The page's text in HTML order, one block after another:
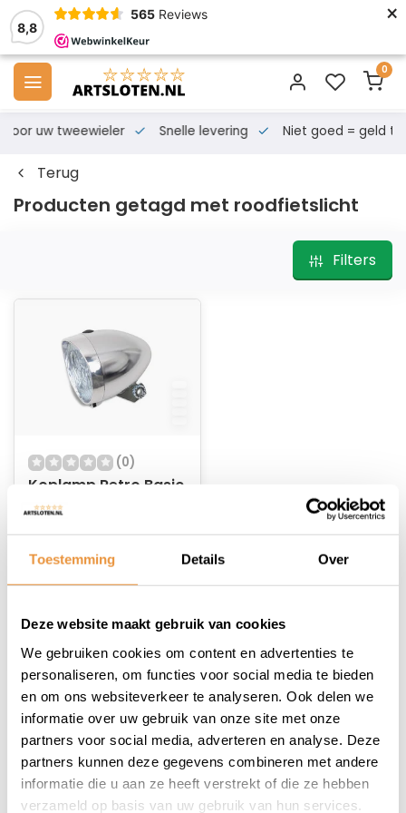
Toestemming Details Over
Deze website maakt gebruik van cookies
We gebruiken cookies om content en advertenties te
personaliseren, om functies voor social media te bieden
en om ons websiteverkeer te analyseren. Ook delen we
informatie over uw gebruik van onze site met onze
partners voor social media, adverteren en analyse. Deze
partners kunnen deze gegevens combineren met andere
informatie die u aan ze heeft verstrekt of die ze hebben
verzameld op basis van uw gebruik van hun services.
8,8
565 Reviews ×
0
voor uw tweewieler Snelle levering Niet goed = geld
Terug
Producten getagd met roodfietslicht
Filters
(0)
Koplamp Retro Basic
Op voorraad
8,95
1